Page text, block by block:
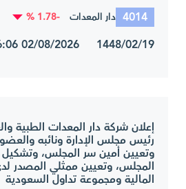
4014 دار المعدات -1.78 %
1448/02/19 02/08/2026 08:16:06
إعلان شركة دار المعدات الطبية
رئيس مجلس الإدارة ونائبه
وتعيين أمين سر المجلس، وتشكيل
المجلس، وتعيين ممثلي المصدر
المالية ومجموعة تداول السعودية